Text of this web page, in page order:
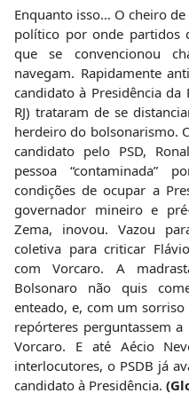
Enquanto isso… O cheiro
político por onde partidos
que se convencionou
navegam. Rapidamente
candidato à Presidência da
RJ) trataram de se
herdeiro do bolsonarismo.
candidato pelo PSD,
pessoa “contaminada”
condições de ocupar a
governador mineiro e
Zema, inovou. Vazou
coletiva para criticar
com Vorcaro. A
Bolsonaro não quis
enteado, e, com um
repórteres perguntassem
Vorcaro. E até Aécio
interlocutores, o PSDB já
candidato à Presidência.